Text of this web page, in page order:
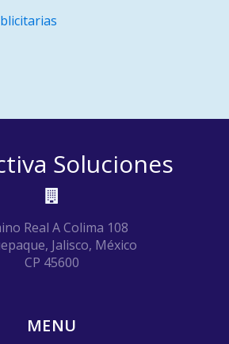
Soluciones
Real A Colima 108
Jalisco, México
CP 45600
MENU